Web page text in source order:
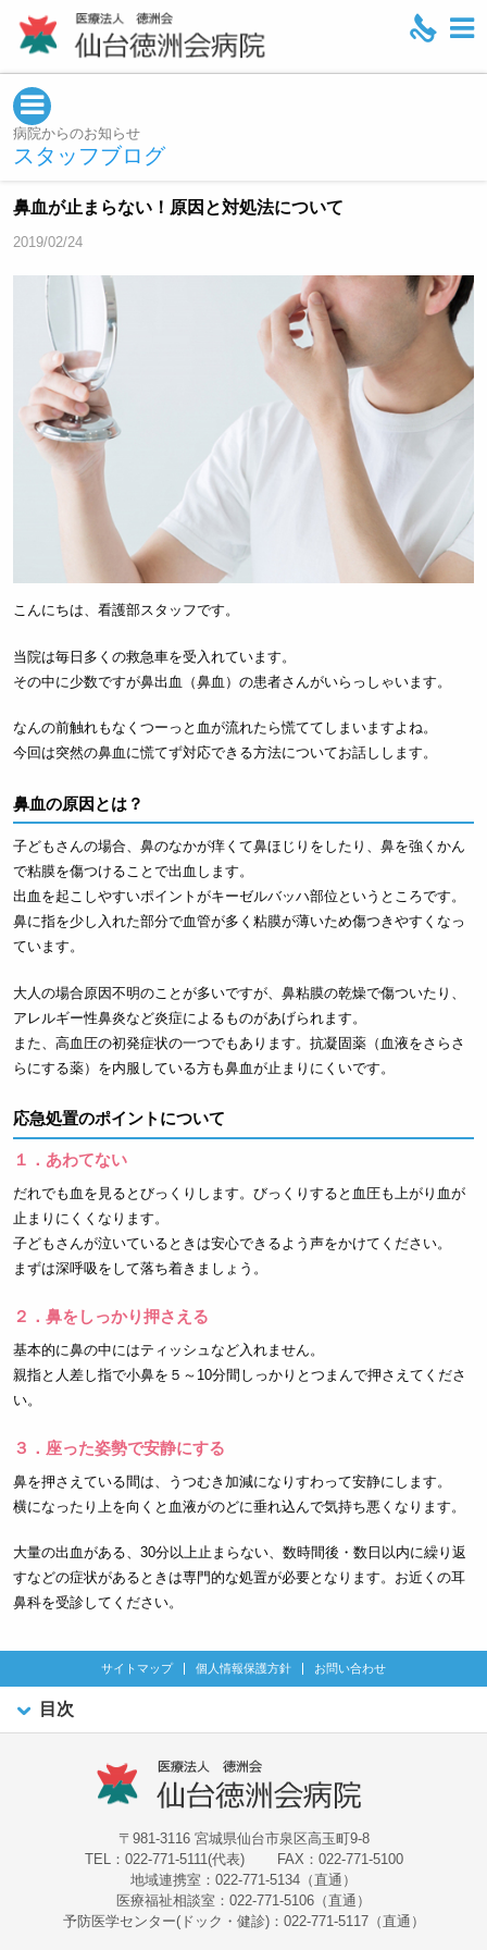
e
病院からのお知らせ
スタッフブログ
鼻血が止まらない！原因と対処法について
2019/02/24
こんにちは、看護部スタッフです。
当院は毎日多くの救急車を受入れています。
その中に少数ですが鼻出血（鼻血）の患者さんがいらっしゃいます。
なんの前触れもなくつーっと血が流れたら慌ててしまいますよね。
今回は突然の鼻血に慌てず対応できる方法についてお話しします。
鼻血の原因とは？
子どもさんの場合、鼻のなかが痒くて鼻ほじりをしたり、鼻を強くかん
で粘膜を傷つけることで出血します。
出血を起こしやすいポイントがキーゼルバッハ部位というところです。
鼻に指を少し入れた部分で血管が多く粘膜が薄いため傷つきやすくなっ
ています。
大人の場合原因不明のことが多いですが、鼻粘膜の乾燥で傷ついたり、
アレルギー性鼻炎など炎症によるものがあげられます。
また、高血圧の初発症状の一つでもあります。抗凝固薬（血液をさらさ
らにする薬）を内服している方も鼻血が止まりにくいです。
応急処置のポイントについて
１．あわてない
だれでも血を見るとびっくりします。びっくりすると血圧も上がり血が
止まりにくくなります。
子どもさんが泣いているときは安心できるよう声をかけてください。
まずは深呼吸をして落ち着きましょう。
２．鼻をしっかり押さえる
基本的に鼻の中にはティッシュなど入れません。
親指と人差し指で小鼻を５～10分間しっかりとつまんで押さえてくださ
い。
３．座った姿勢で安静にする
鼻を押さえている間は、うつむき加減になりすわって安静にします。
横になったり上を向くと血液がのどに垂れ込んで気持ち悪くなります。
大量の出血がある、30分以上止まらない、数時間後・数日以内に繰り返
すなどの症状があるときは専門的な処置が必要となります。お近くの耳
鼻科を受診してください。
サイトマップ 個人情報保護方針 お問い合わせ
目次
〒981-3116 宮城県仙台市泉区高玉町9-8
TEL：022-771-5111(代表)
FAX：022-771-5100
地域連携室：022-771-5134（直通）
医療福祉相談室：022-771-5106（直通）
予防医学センター(ドック・健診)：022-771-5117（直通）